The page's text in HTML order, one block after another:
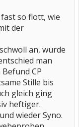
so flott, wie
der
an, wurde
man
CP
Stille bis
gleich ging
heftiger.
wieder Syno.